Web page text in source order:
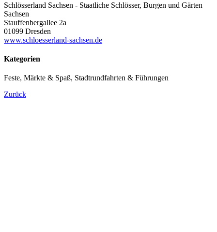
Schlösserland Sachsen - Staatliche Schlösser, Burgen und Gärten
Sachsen
Stauffenbergallee 2a
01099 Dresden
www.schloesserland-sachsen.de
Kategorien
Feste, Märkte & Spaß, Stadtrundfahrten & Führungen
Zurück